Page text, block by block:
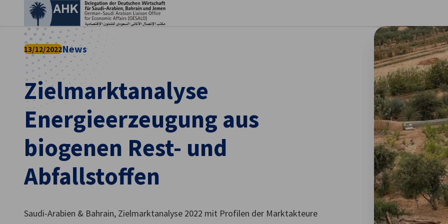
German
Zielmarktanalyse
Energieerzeugung aus
biogenen Rest- und
Abfallstoffen
13/12/2022News
Saudi-Arabien & Bahrain, Zielmarktanalyse 2022 mit Profilen der Marktakteure